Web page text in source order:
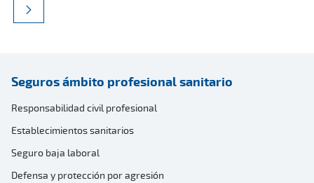
Seguros ámbito profesional sanitario
Responsabilidad civil profesional
Establecimientos sanitarios
Seguro baja laboral
Defensa y protección por agresión